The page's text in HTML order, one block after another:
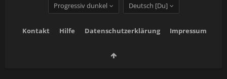
Progressiv dunkel Deutsch [Du]
Kontakt Hilfe Datenschutzerklärung Impressum